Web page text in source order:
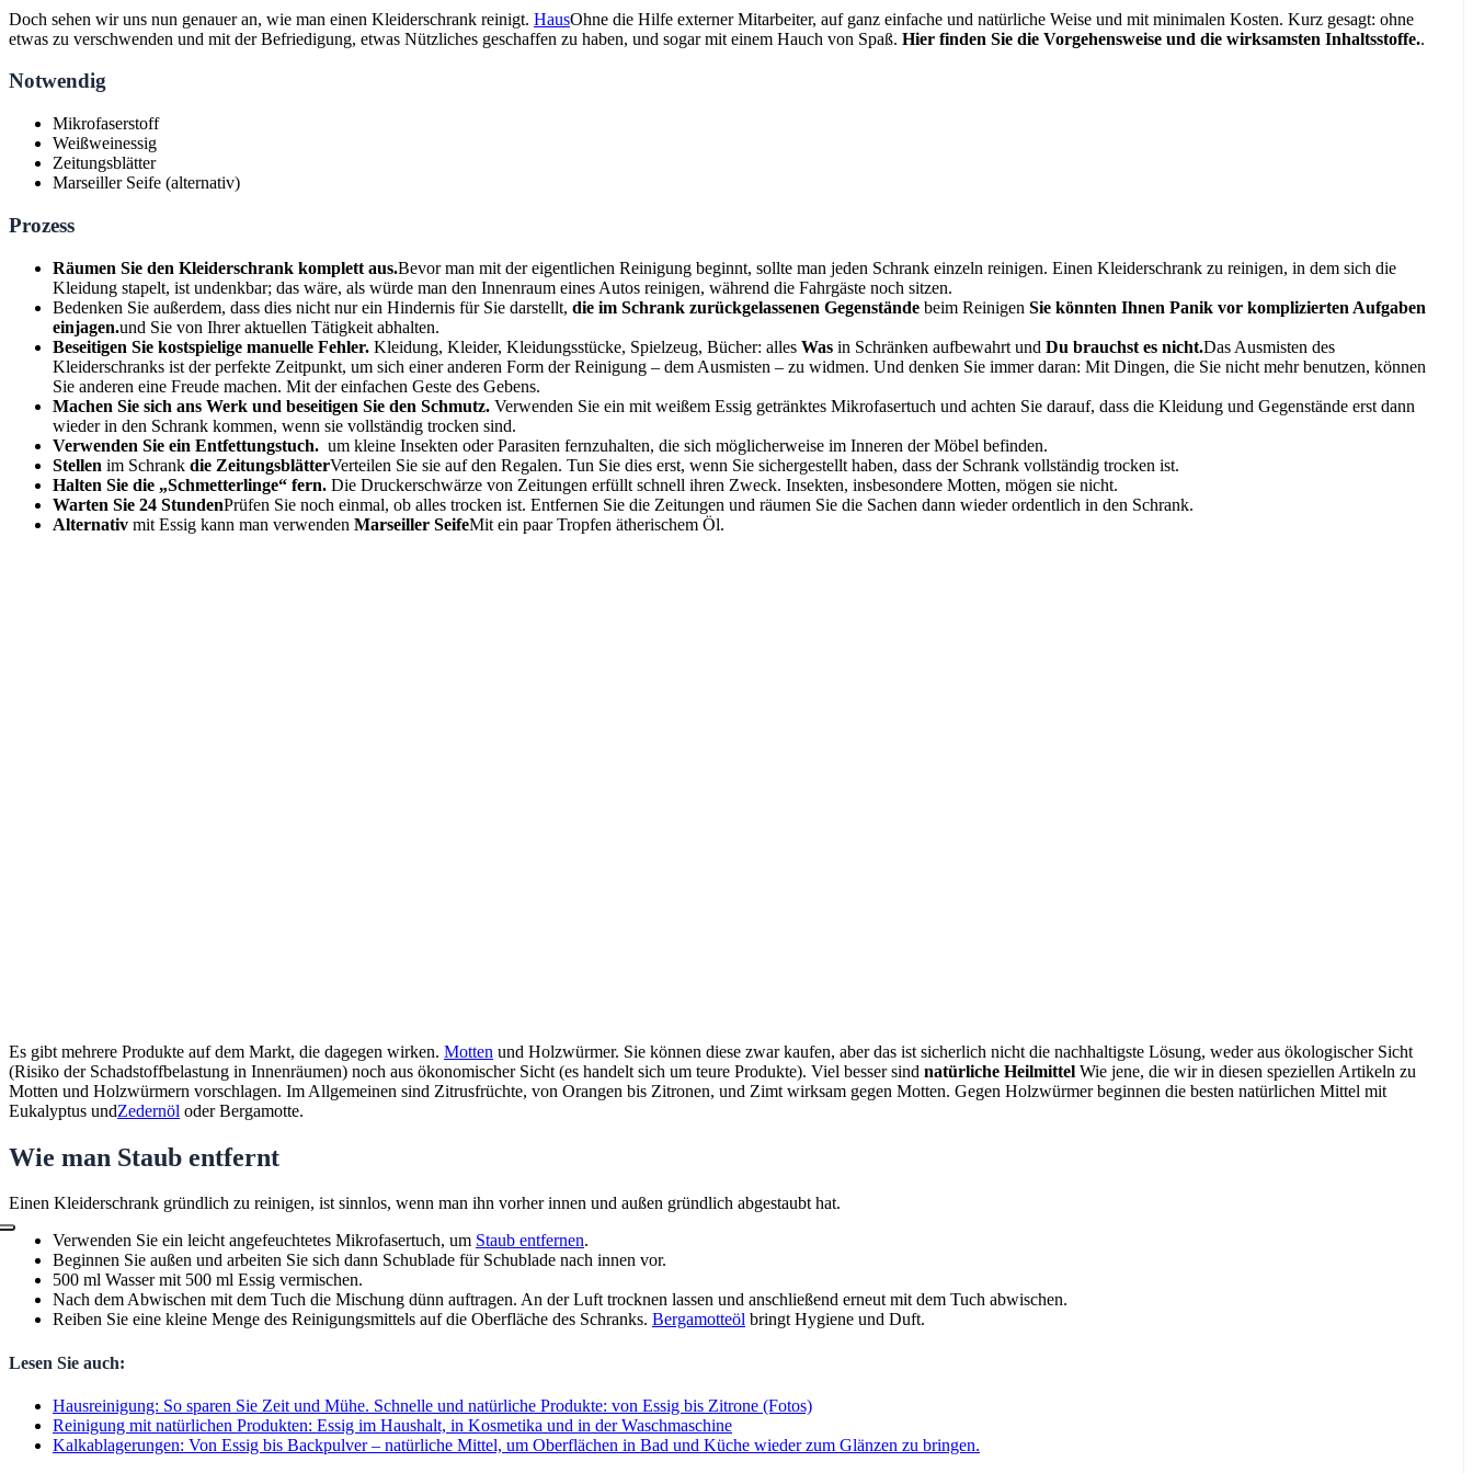
Doch sehen wir uns nun genauer an, wie man einen Kleiderschrank reinigt. HausOhne die Hilfe externer Mitarbeiter, auf ganz einfache und natürliche Weise und mit minimalen Kosten. Kurz gesagt: ohne
etwas zu verschwenden und mit der Befriedigung, etwas Nützliches geschaffen zu haben, und sogar mit einem Hauch von Spaß. Hier finden Sie die Vorgehensweise und die wirksamsten Inhaltsstoffe..
Notwendig
Mikrofaserstoff
Weißweinessig
Zeitungsblätter
Marseiller Seife (alternativ)
Prozess
Räumen Sie den Kleiderschrank komplett aus.Bevor man mit der eigentlichen Reinigung beginnt, sollte man jeden Schrank einzeln reinigen. Einen Kleiderschrank zu reinigen, in dem sich die
Kleidung stapelt, ist undenkbar; das wäre, als würde man den Innenraum eines Autos reinigen, während die Fahrgäste noch sitzen.
Bedenken Sie außerdem, dass dies nicht nur ein Hindernis für Sie darstellt, die im Schrank zurückgelassenen Gegenstände beim Reinigen Sie könnten Ihnen Panik vor komplizierten Aufgaben
einjagen.und Sie von Ihrer aktuellen Tätigkeit abhalten.
Beseitigen Sie kostspielige manuelle Fehler. Kleidung, Kleider, Kleidungsstücke, Spielzeug, Bücher: alles Was in Schränken aufbewahrt und Du brauchst es nicht.Das Ausmisten des
Kleiderschranks ist der perfekte Zeitpunkt, um sich einer anderen Form der Reinigung – dem Ausmisten – zu widmen. Und denken Sie immer daran: Mit Dingen, die Sie nicht mehr benutzen, können
Sie anderen eine Freude machen. Mit der einfachen Geste des Gebens.
Machen Sie sich ans Werk und beseitigen Sie den Schmutz. Verwenden Sie ein mit weißem Essig getränktes Mikrofasertuch und achten Sie darauf, dass die Kleidung und Gegenstände erst dann
wieder in den Schrank kommen, wenn sie vollständig trocken sind.
Verwenden Sie ein Entfettungstuch. um kleine Insekten oder Parasiten fernzuhalten, die sich möglicherweise im Inneren der Möbel befinden.
Stellen im Schrank die ZeitungsblätterVerteilen Sie sie auf den Regalen. Tun Sie dies erst, wenn Sie sichergestellt haben, dass der Schrank vollständig trocken ist.
Halten Sie die „Schmetterlinge“ fern. Die Druckerschwärze von Zeitungen erfüllt schnell ihren Zweck. Insekten, insbesondere Motten, mögen sie nicht.
Warten Sie 24 StundenPrüfen Sie noch einmal, ob alles trocken ist. Entfernen Sie die Zeitungen und räumen Sie die Sachen dann wieder ordentlich in den Schrank.
Alternativ mit Essig kann man verwenden Marseiller SeifeMit ein paar Tropfen ätherischem Öl.
Es gibt mehrere Produkte auf dem Markt, die dagegen wirken. Motten und Holzwürmer. Sie können diese zwar kaufen, aber das ist sicherlich nicht die nachhaltigste Lösung, weder aus ökologischer Sicht
(Risiko der Schadstoffbelastung in Innenräumen) noch aus ökonomischer Sicht (es handelt sich um teure Produkte). Viel besser sind natürliche Heilmittel Wie jene, die wir in diesen speziellen Artikeln zu
Motten und Holzwürmern vorschlagen. Im Allgemeinen sind Zitrusfrüchte, von Orangen bis Zitronen, und Zimt wirksam gegen Motten. Gegen Holzwürmer beginnen die besten natürlichen Mittel mit
Eukalyptus undZedernöl oder Bergamotte.
Wie man Staub entfernt
Einen Kleiderschrank gründlich zu reinigen, ist sinnlos, wenn man ihn vorher innen und außen gründlich abgestaubt hat.
Verwenden Sie ein leicht angefeuchtetes Mikrofasertuch, um Staub entfernen.
Beginnen Sie außen und arbeiten Sie sich dann Schublade für Schublade nach innen vor.
500 ml Wasser mit 500 ml Essig vermischen.
Nach dem Abwischen mit dem Tuch die Mischung dünn auftragen. An der Luft trocknen lassen und anschließend erneut mit dem Tuch abwischen.
Reiben Sie eine kleine Menge des Reinigungsmittels auf die Oberfläche des Schranks. Bergamotteöl bringt Hygiene und Duft.
Lesen Sie auch:
Hausreinigung: So sparen Sie Zeit und Mühe. Schnelle und natürliche Produkte: von Essig bis Zitrone (Fotos)
Reinigung mit natürlichen Produkten: Essig im Haushalt, in Kosmetika und in der Waschmaschine
Kalkablagerungen: Von Essig bis Backpulver – natürliche Mittel, um Oberflächen in Bad und Küche wieder zum Glänzen zu bringen.